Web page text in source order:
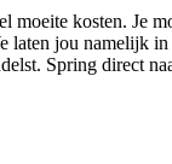
moeite kosten. Je
jou namelijk
Spring direct